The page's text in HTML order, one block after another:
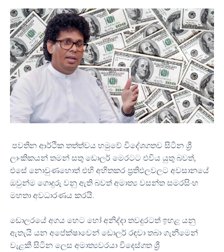
පවතින ආර්ථික තත්ත්වය හමුවේ විදේශගතව සිටින ශ්‍රී
ලාංකිකයන් තමන් සතු ඩොලර් මෙරටට එවිය යුතු බවත්,
එසේ නොවුණහොත් එහි අහිතකර ප්‍රතිඵලවලට අවසානයේ
ඔවුන්ම ගොදුරු වනු ඇති බවත් අමාත්‍ය වසන්ත සමරසිංහ
මහතා අවධාරණය කරයි.
ඩොලරයේ අගය හෙට හෝ අනිද්දා තවදුරටත් ඉහළ යනු
ඇතැයි යන අපේක්ෂාවෙන් ඩොලර් රඳවා තබා ගැනීමෙන්
වැළකී සිටින ලෙස අමාත්‍යවරයා විදෙස්ගත ශ්‍රී